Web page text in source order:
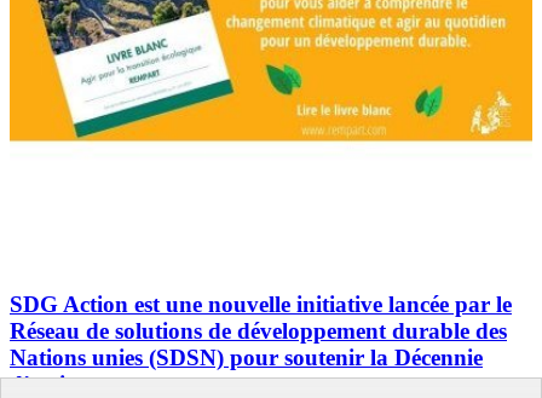
SDG Action est une nouvelle initiative lancée par le
Réseau de solutions de développement durable des
Nations unies (SDSN) pour soutenir la Décennie
d’action